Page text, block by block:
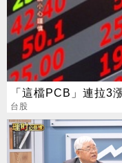
「這檔PCB」連拉3
台股